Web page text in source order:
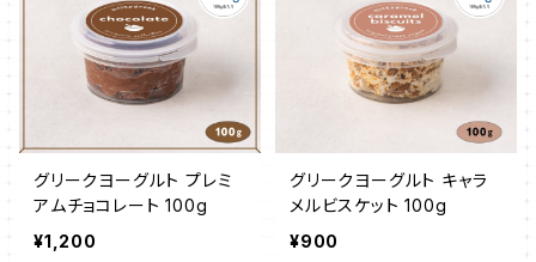
グリークヨーグルト プレミ
アムチョコレート 100g
¥1,200
グリークヨーグルト キャラ
メルビスケット 100g
¥900